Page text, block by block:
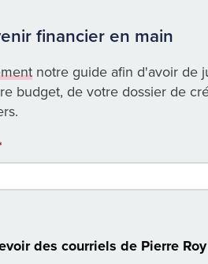
financier en main
notre guide afin d'avoir de
budget, de votre dossier de
des courriels de Pierre